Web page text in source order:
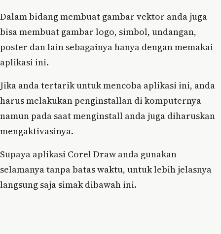
Dalam bidang membuat gambar vektor anda juga
bisa membuat gambar logo, simbol, undangan,
poster dan lain sebagainya hanya dengan memakai
aplikasi ini.
Jika anda tertarik untuk mencoba aplikasi ini, anda
harus melakukan penginstallan di komputernya
namun pada saat menginstall anda juga diharuskan
mengaktivasinya.
Supaya aplikasi Corel Draw anda gunakan
selamanya tanpa batas waktu, untuk lebih jelasnya
langsung saja simak dibawah ini.